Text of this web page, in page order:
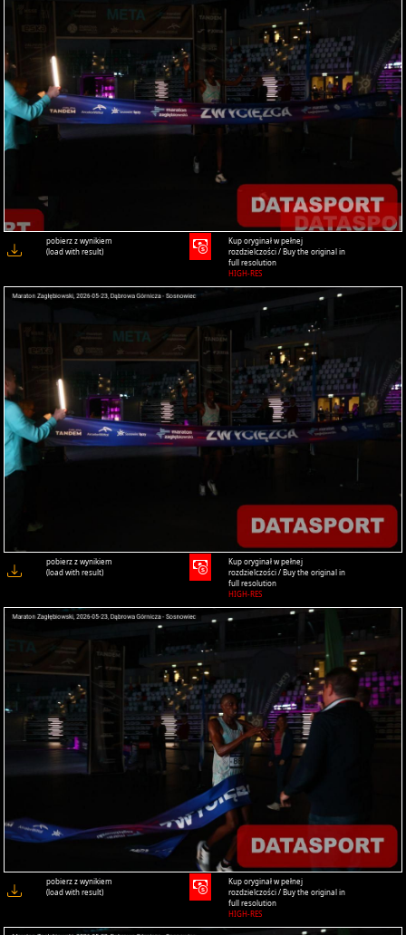
pobierz z wynikiem
(load with result)
Kup oryginał w pełnej
rozdzielczości / Buy the original in
full resolution
HIGH-RES
pobierz z wynikiem
(load with result)
Kup oryginał w pełnej
rozdzielczości / Buy the original in
full resolution
HIGH-RES
pobierz z wynikiem
(load with result)
Kup oryginał w pełnej
rozdzielczości / Buy the original in
full resolution
HIGH-RES